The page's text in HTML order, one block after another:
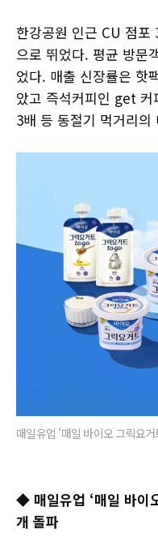
한강공원 인근 CU 점포
으로 뛰었다. 평균 방문
었다. 매출 신장률은 핫
았고 즉석커피인 get
3배 등 동절기 먹거리
매일유업 '매일 바이오 그릭요
◆ 매일유업 ‘매일 바이
개 돌파